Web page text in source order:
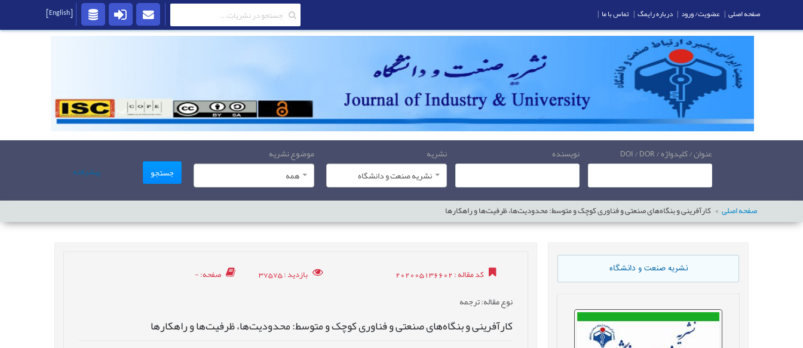
عنوان / کلیدواژه / DOI / DOR نویسنده
نشریه
نشریه صنعت و دانشگاه
موضوع نشریه
همه
جستجو پیشرفته
صفحه اصلی کارآفرينی و بنگاه‌ها‌ی صنعتی و فناوری کوچک و متوسط: محدوديت‌ها‌، ظرفيت‌ها‌ و راهکارها
نشریه صنعت و دانشگاه کد مقاله: 202005136602 بازدید: 37575 صفحه: -
نوع مقاله: ترجمه
کارآفرينی و بنگاه‌ها‌ی صنعتی و فناوری کوچک و متوسط: محدوديت‌ها‌، ظرفيت‌ها‌ و راهکارها
صفحه اصلی | عضویت/ ورود | درباره رایمگ | تماس با ما |
[English]